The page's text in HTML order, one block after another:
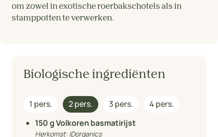
om zowel in exotische roerbakschotels als in
stamppotten te verwerken.
Biologische ingrediënten
1 pers. 2 pers. 3 pers.
4 pers.
150g Volkoren basmatirijst
Herkomst:IDorganics